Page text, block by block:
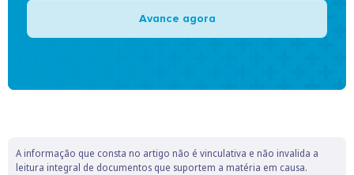
Avance agora
A informação que consta no artigo não é vinculativa e não invalida a
leitura integral de documentos que suportem a matéria em causa.